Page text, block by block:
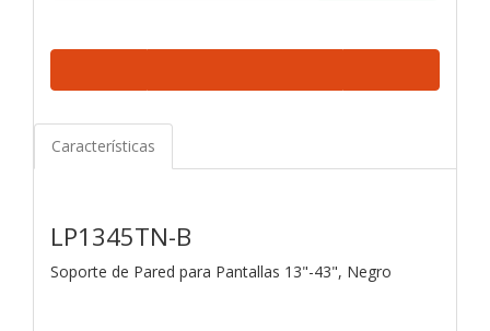
Características
LP1345TN-B
Soporte de Pared para Pantallas 13"-43", Negro